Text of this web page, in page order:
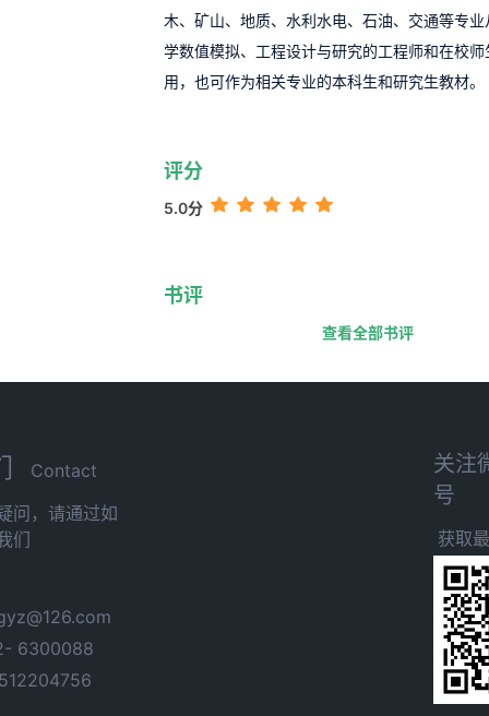
木、矿山、地质、水利水电、石油、交通等专
学数值模拟、工程设计与研究的工程师和在校师
用，也可作为相关专业的本科生和研究生教材。
评分
5.0分
书评
查看全部书评
Contact
问，请通过如
们
6300088
关注
号
获取